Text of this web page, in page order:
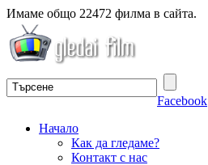
Имаме общо 22472 филма в сайта.
Facebook
Начало
Как да гледаме?
Контакт с нас